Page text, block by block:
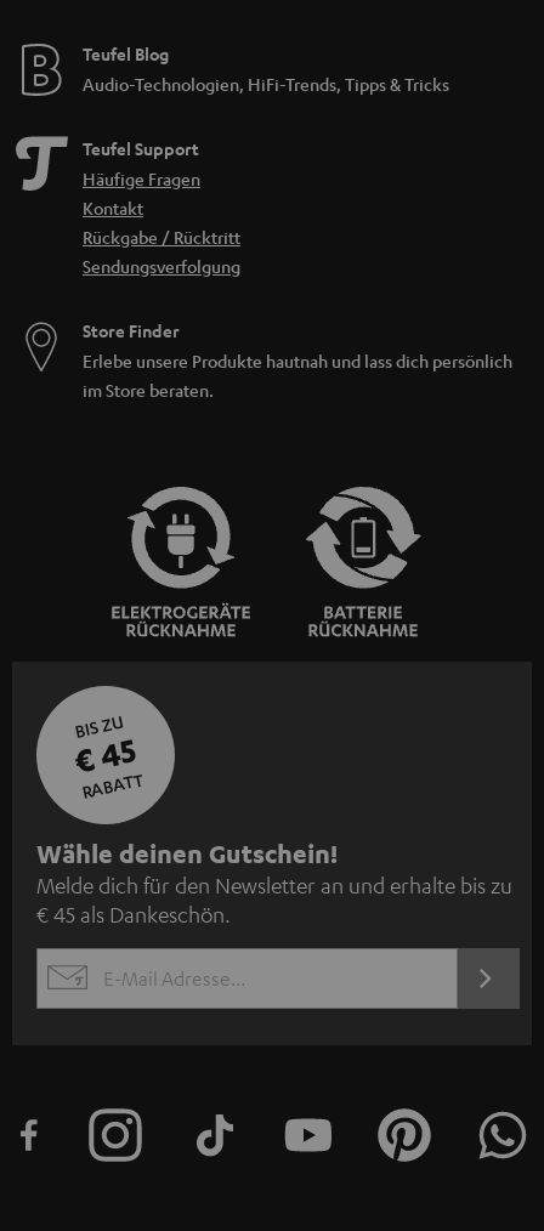
Teufel Blog
Audio-Technologien, HiFi-Trends, Tipps & Tricks
Teufel Support
Häufige Fragen
Kontakt
Rückgabe / Rücktritt
Sendungsverfolgung
Store Finder
Erlebe unsere Produkte hautnah und lass dich persönlich
im Store beraten.
BIS ZU
€ 45
RABATT
N
e
w
s
l
e
Wähle deinen Gutschein!
Melde dich für den Newsletter an und erhalte bis zu
€ 45 als Dankeschön.
EMAIL
JETZT